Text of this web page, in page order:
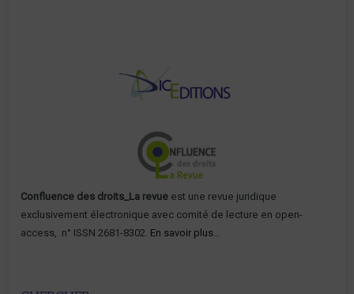
Confluence des droits_La revue est une revue juridique
exclusivement électronique avec comité de lecture en open-
access, n° ISSN 2681-8302. En savoir plus…